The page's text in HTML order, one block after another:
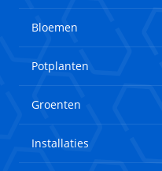
Bloemen
Potplanten
Groenten
Installaties